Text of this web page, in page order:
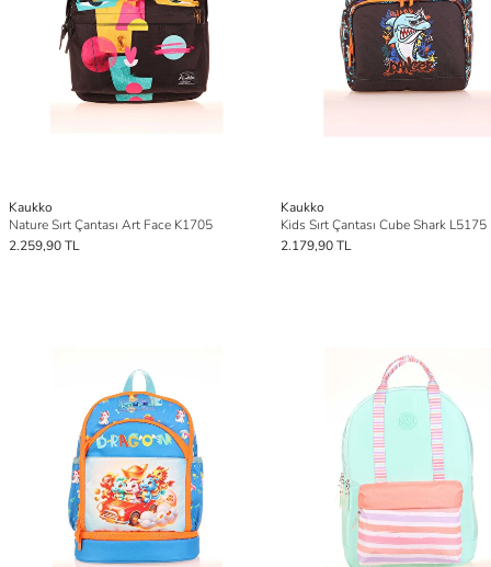
Kaukko
Nature Sırt Çantası Art Face K1705
2.259,90 TL
Kaukko
Kids Sırt Çantası Cube Shark L5175
2.179,90 TL